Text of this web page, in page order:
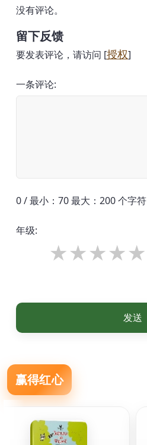
没有评论。
留下反馈
要发表评论，请访问 [授权]
一条评论:
0 / 最小：70 最大：200 个字符
年级:
发送
赢得红心